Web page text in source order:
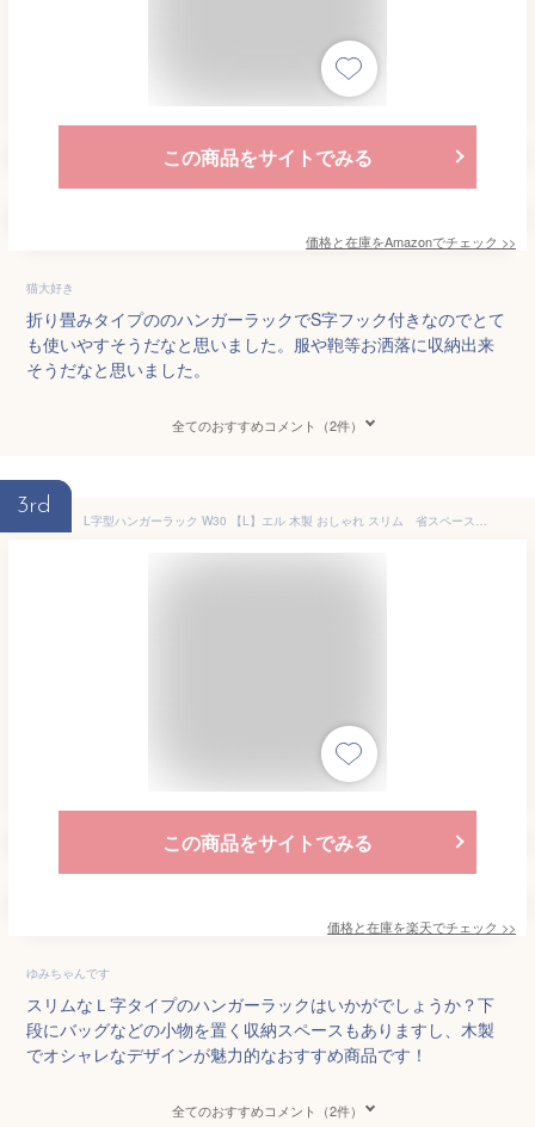
この商品をサイトでみる
価格と在庫をAmazonでチェック >>
猫大好き
折り畳みタイプののハンガーラックでS字フック付きなのでとて
も使いやすそうだなと思いました。服や鞄等お洒落に収納出来
そうだなと思いました。
全てのおすすめコメント（2件）
3rd
L字型ハンガーラック W30 【L】エル 木製 おしゃれ スリム 省スペース コートハンガー 洋服掛け 洋服ハンガー 衣類収納 シンプル 一人暮らし 新生活
この商品をサイトでみる
価格と在庫を楽天でチェック >>
ゆみちゃんです
スリムなＬ字タイプのハンガーラックはいかがでしょうか？下
段にバッグなどの小物を置く収納スペースもありますし、木製
でオシャレなデザインが魅力的なおすすめ商品です！
全てのおすすめコメント（2件）